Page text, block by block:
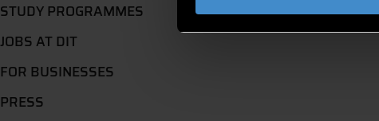
STUDY PROGRAMMES
JOBS AT DIT
FOR BUSINESSES
PRESS